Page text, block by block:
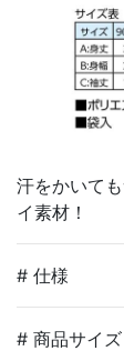
汗をかいて
イ素材！
# 仕様
# 商品サイズ